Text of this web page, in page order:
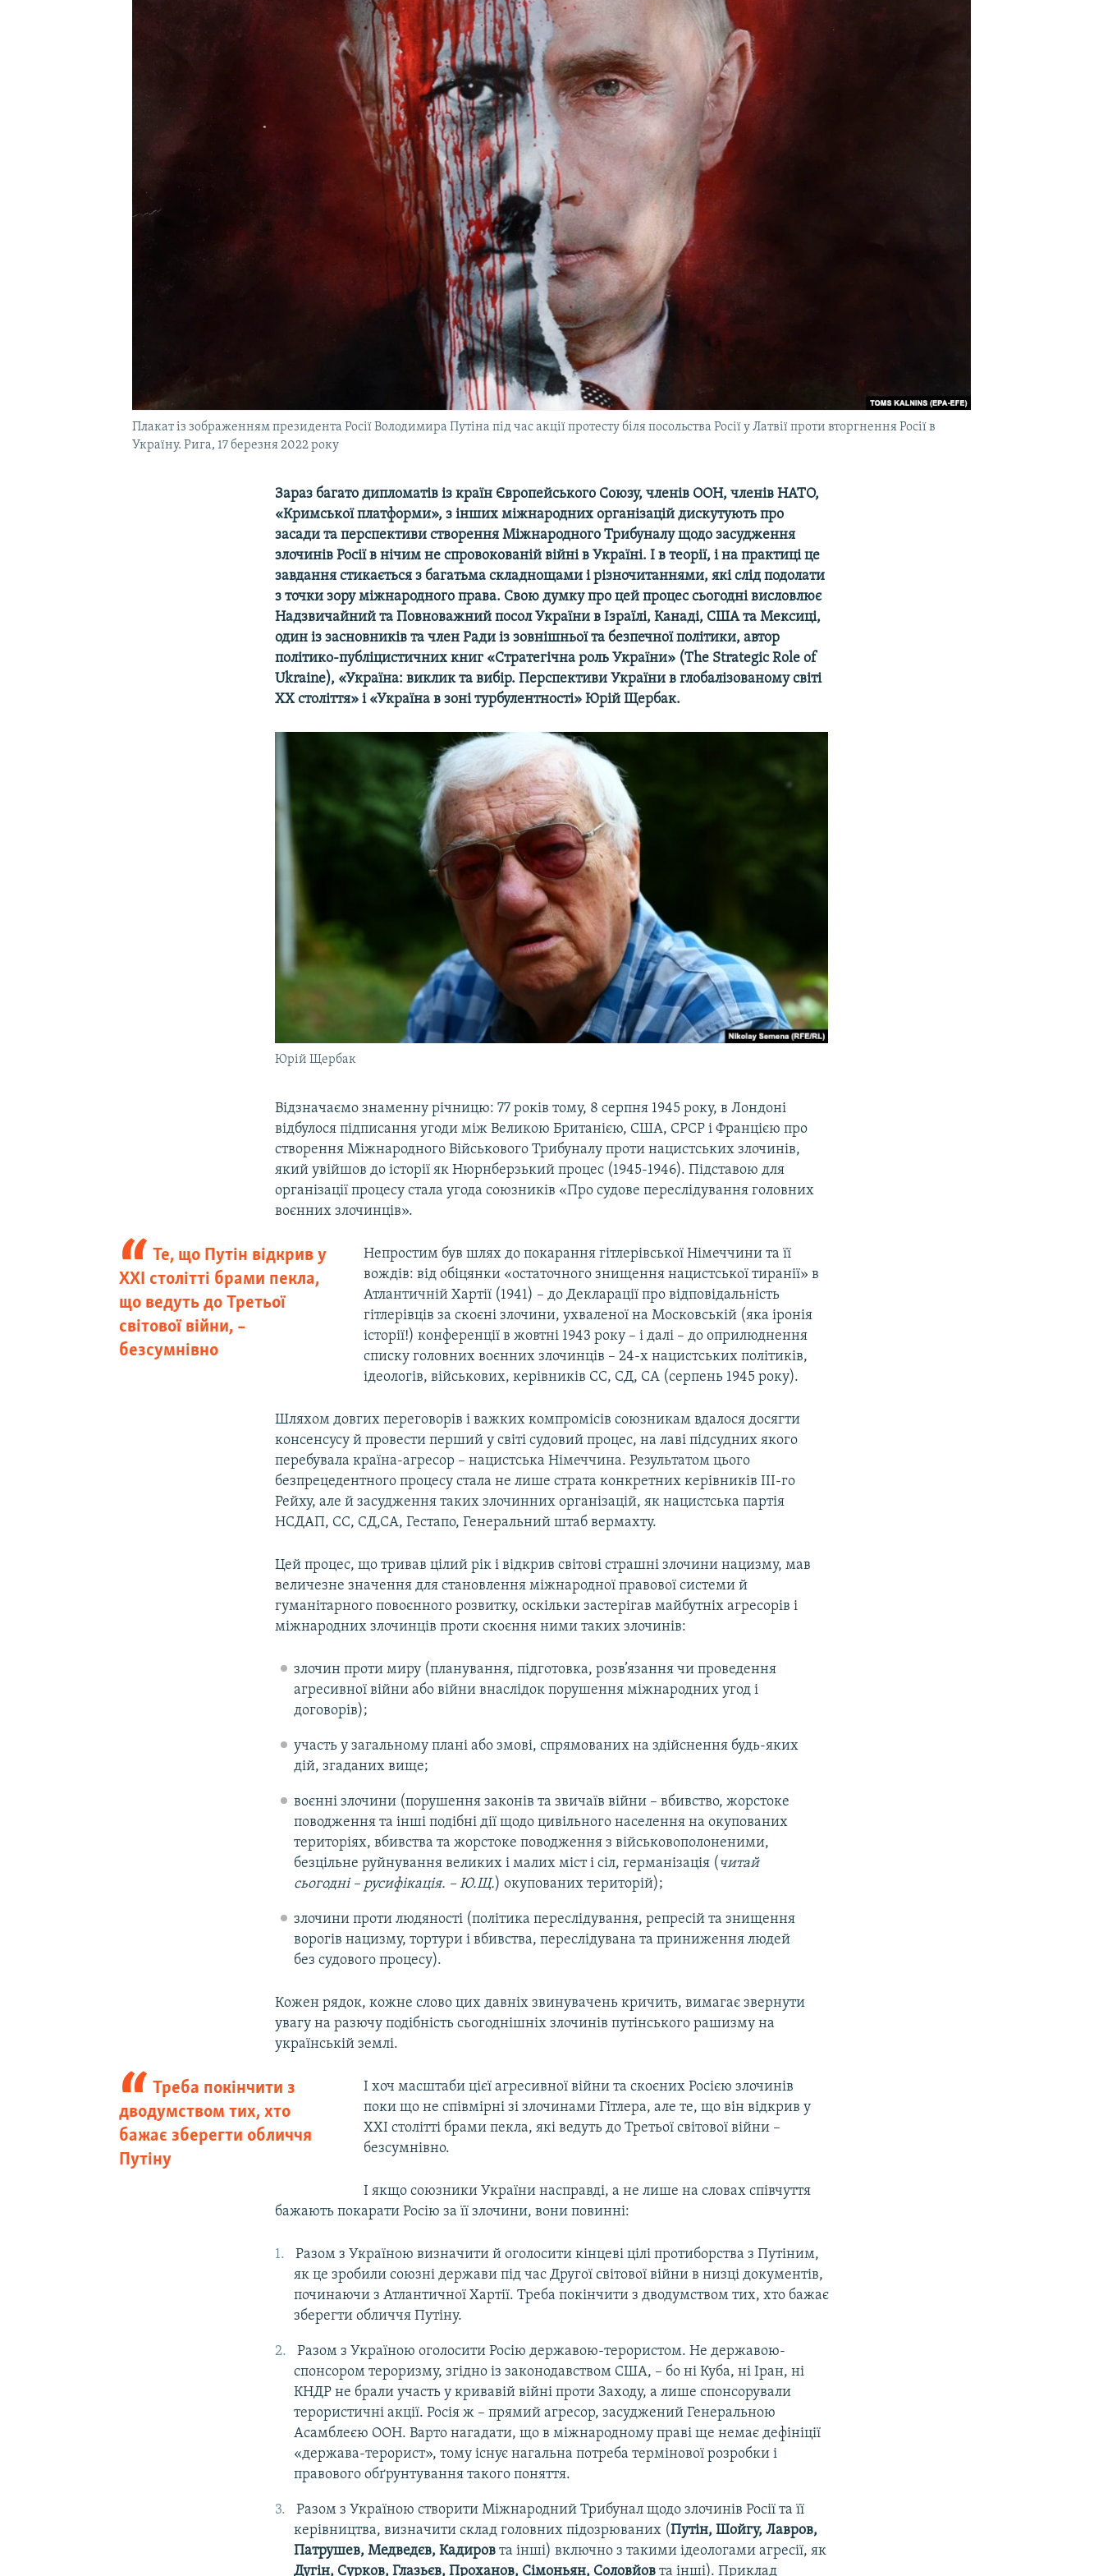
Плакат із зображенням президента Росії Володимира Путіна під час акції протесту біля посольства Росії у Латвії проти вторгнення Росії в
Україну. Рига, 17 березня 2022 року
Зараз багато дипломатів із країн Європейського Союзу, членів ООН, членів НАТО,
«Кримської платформи», з інших міжнародних організацій дискутують про
засади та перспективи створення Міжнародного Трибуналу щодо засудження
злочинів Росії в нічим не спровокованій війні в Україні. І в теорії, і на практиці це
завдання стикається з багатьма складнощами і різночитаннями, які слід подолати
з точки зору міжнародного права. Свою думку про цей процес сьогодні висловлює
Надзвичайний та Повноважний посол України в Ізраїлі, Канаді, США та Мексиці,
один із засновників та член Ради із зовнішньої та безпечної політики, автор
політико-публіцистичних книг «Стратегічна роль України» (The Strategic Role of
Ukraine), «Україна: виклик та вибір. Перспективи України в глобалізованому світі
XX століття» і «Україна в зоні турбулентності» Юрій Щербак.
Юрій Щербак
Відзначаємо знаменну річницю: 77 років тому, 8 серпня 1945 року, в Лондоні
відбулося підписання угоди між Великою Британією, США, СРСР і Францією про
створення Міжнародного Військового Трибуналу проти нацистських злочинів,
який увійшов до історії як Нюрнберзький процес (1945-1946). Підставою для
організації процесу стала угода союзників «Про судове переслідування головних
воєнних злочинців».
Те, що Путін відкрив у
ХХІ столітті брами пекла,
що ведуть до Третьої
світової війни, –
безсумнівно
Непростим був шлях до покарання гітлерівської Німеччини та її
вождів: від обіцянки «остаточного знищення нацистської тиранії» в
Атлантичній Хартії (1941) – до Декларації про відповідальність
гітлерівців за скоєні злочини, ухваленої на Московській (яка іронія
історії!) конференції в жовтні 1943 року – і далі – до оприлюднення
списку головних воєнних злочинців – 24-х нацистських політиків,
ідеологів, військових, керівників СС, СД, СА (серпень 1945 року).
Шляхом довгих переговорів і важких компромісів союзникам вдалося досягти
консенсусу й провести перший у світі судовий процес, на лаві підсудних якого
перебувала країна-агресор – нацистська Німеччина. Результатом цього
безпрецедентного процесу стала не лише страта конкретних керівників ІІІ-го
Рейху, але й засудження таких злочинних організацій, як нацистська партія
НСДАП, СС, СД,СА, Гестапо, Генеральний штаб вермахту.
Цей процес, що тривав цілий рік і відкрив світові страшні злочини нацизму, мав
величезне значення для становлення міжнародної правової системи й
гуманітарного повоєнного розвитку, оскільки застерігав майбутніх агресорів і
міжнародних злочинців проти скоєння ними таких злочинів:
злочин проти миру (планування, підготовка, розв’язання чи проведення
агресивної війни або війни внаслідок порушення міжнародних угод і
договорів);
участь у загальному плані або змові, спрямованих на здійснення будь-яких
дій, згаданих вище;
воєнні злочини (порушення законів та звичаїв війни – вбивство, жорстоке
поводження та інші подібні дії щодо цивільного населення на окупованих
територіях, вбивства та жорстоке поводження з військовополоненими,
безцільне руйнування великих і малих міст і сіл, германізація ( читай
сьогодні – русифікація. – Ю.Щ.) окупованих територій);
злочини проти людяності (політика переслідування, репресій та знищення
ворогів нацизму, тортури і вбивства, переслідувана та приниження людей
без судового процесу).
Кожен рядок, кожне слово цих давніх звинувачень кричить, вимагає звернути
увагу на разючу подібність сьогоднішніх злочинів путінського рашизму на
українській землі.
Треба покінчити з
дводумством тих, хто
бажає зберегти обличчя
Путіну
І хоч масштаби цієї агресивної війни та скоєних Росією злочинів
поки що не співмірні зі злочинами Гітлера, але те, що він відкрив у
ХХІ столітті брами пекла, які ведуть до Третьої світової війни –
безсумнівно.
І якщо союзники України насправді, а не лише на словах співчуття
бажають покарати Росію за її злочини, вони повинні:
Разом з Україною визначити й оголосити кінцеві цілі протиборства з Путіним,
як це зробили союзні держави під час Другої світової війни в низці документів,
починаючи з Атлантичної Хартії. Треба покінчити з дводумством тих, хто бажає
зберегти обличчя Путіну.
Разом з Україною оголосити Росію державою-терористом. Не державою-
спонсором тероризму, згідно із законодавством США, – бо ні Куба, ні Іран, ні
КНДР не брали участь у кривавій війні проти Заходу, а лише спонсорували
терористичні акції. Росія ж – прямий агресор, засуджений Генеральною
Асамблеєю ООН. Варто нагадати, що в міжнародному праві ще немає дефініції
«держава-терорист», тому існує нагальна потреба термінової розробки і
правового обґрунтування такого поняття.
Разом з Україною створити Міжнародний Трибунал щодо злочинів Росії та її
керівництва, визначити склад головних підозрюваних (Путін, Шойгу, Лавров,
Патрушев, Медведєв, Кадировта інші) включно з такими ідеологами агресії, як
Дугін, Сурков, Глазьєв, Проханов, Сімоньян, Соловйовта інші). Приклад